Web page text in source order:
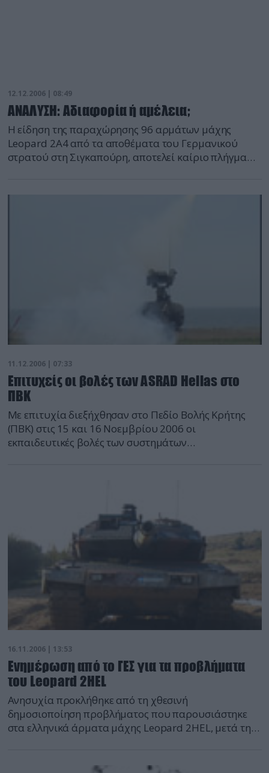
12.12.2006 | 08:49
ΑΝΑΛΥΣΗ: Αδιαφορία ή αμέλεια;
Η είδηση της παραχώρησης 96 αρμάτων μάχης
Leopard 2A4 από τα αποθέματα του Γερμανικού
στρατού στη Σιγκαπούρη, αποτελεί καίριο πλήγμα
11.12.2006 | 07:33
Επιτυχείς οι βολές των ASRAD Hellas στο
ΠΒΚ
Με επιτυχία διεξήχθησαν στο Πεδίο Βολής Κρήτης
(ΠΒΚ) στις 15 και 16 Νοεμβρίου 2006 οι
εκπαιδευτικές βολές των συστημάτων
16.11.2006 | 13:53
Ενημέρωση από το ΓΕΣ για τα προβλήματα
του Leopard 2HEL
Ανησυχία προκλήθηκε από τη χθεσινή
δημοσιοποίηση προβλήματος που παρουσιάστηκε
στα ελληνικά άρματα μάχης Leopard 2HEL, μετά την